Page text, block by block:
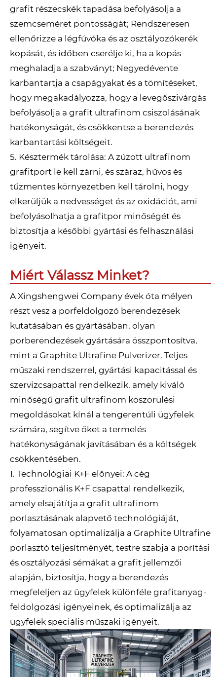
grafit részecskék tapadása befolyásolja a
szemcseméret pontosságát; Rendszeresen
ellenőrizze a légfúvóka és az osztályozókerék
kopását, és időben cserélje ki, ha a kopás
meghaladja a szabványt; Negyedévente
karbantartja a csapágyakat és a tömítéseket,
hogy megakadályozza, hogy a levegőszivárgás
befolyásolja a grafit ultrafinom csiszolásának
hatékonyságát, és csökkentse a berendezés
karbantartási költségeit.
5. Késztermék tárolása: A zúzott ultrafinom
grafitport le kell zárni, és száraz, hűvös és
tűzmentes környezetben kell tárolni, hogy
elkerüljük a nedvességet és az oxidációt, ami
befolyásolhatja a grafitpor minőségét és
biztosítja a későbbi gyártási és felhasználási
igényeit.
Miért Válassz Minket?
A Xingshengwei Company évek óta mélyen
részt vesz a porfeldolgozó berendezések
kutatásában és gyártásában, olyan
porberendezések gyártására összpontosítva,
mint a Graphite Ultrafine Pulverizer. Teljes
műszaki rendszerrel, gyártási kapacitással és
szervizcsapattal rendelkezik, amely kiváló
minőségű grafit ultrafinom köszörülési
megoldásokat kínál a tengerentúli ügyfelek
számára, segítve őket a termelés
hatékonyságának javításában és a költségek
csökkentésében.
1. Technológiai K+F előnyei: A cég
professzionális K+F csapattal rendelkezik,
amely elsajátítja a grafit ultrafinom
porlasztásának alapvető technológiáját,
folyamatosan optimalizálja a Graphite Ultrafine
porlasztó teljesítményét, testre szabja a porítási
és osztályozási sémákat a grafit jellemzői
alapján, biztosítja, hogy a berendezés
megfeleljen az ügyfelek különféle grafitanyag-
feldolgozási igényeinek, és optimalizálja az
ügyfelek speciális műszaki igényeit.